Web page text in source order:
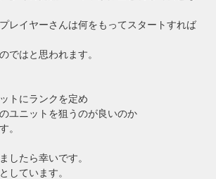
レイヤーさんは何をもってスタートすれば
ではと思われます。
トにランクを定め
ユニットを狙うのが良いのか
。
したら幸いです。
しています。